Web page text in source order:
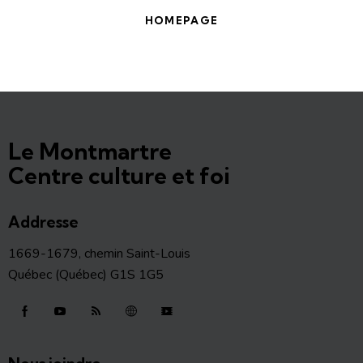
HOMEPAGE
Le Montmartre
Centre culture et foi
Addresse
1669-1679, chemin Saint-Louis
Québec (Québec) G1S 1G5